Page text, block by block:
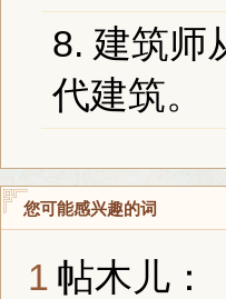
8. 建筑师
代建筑。
您可能感兴趣的词
帖木儿：